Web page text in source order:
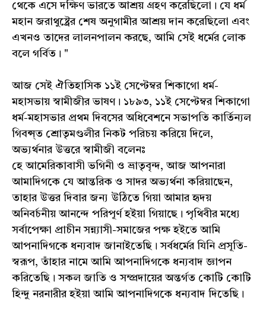
থেকে এসে দক্ষিণ ভারতে আশ্রয় গ্রহণ করেছিলো। যে ধর্ম
মহান জরাথুষ্ট্রের শেষ অনুগামীর আশ্রয় দান করেছিলো এবং
এখনও তাদের লালনপালন করছে, আমি সেই ধর্মের লোক
বলে গর্বিত। "
আজ সেই ঐতিহাসিক ১১ই সেপ্টেম্বর শিকাগো ধর্ম-
মহাসভায় স্বামীজীর ভাষণ। ১৮৯৩, ১১ই সেপ্টেম্বর শিকাগো
ধর্ম-মহাসভার প্রথম দিবসের অধিবেশনে সভাপতি কার্তিন্যল
গিবন্স্ত শ্রোতৃমণ্ডলীর নিকট পরিচয় করিয়ে দিলে,
অভ্যর্থনার উত্তরে স্বামীজী বলেনঃ
হে আমেরিকাবাসী ভগিনী ও ভ্রাতৃবৃন্দ, আজ আপনারা
আমাদিগকে যে আন্তরিক ও সাদর অভ্যর্থনা করিয়াছেন,
তাহার উত্তর দিবার জন্য উঠিতে গিয়া আমার হৃদয়
অনিবর্চনীয় আনন্দে পরিপূর্ণ হইয়া গিয়াছে। পৃথিবীর মধ্যে
সর্বাপেক্ষা প্রাচীন সন্ন্যাসী-সমাজের পক্ষ হইতে আমি
আপনাদিগকে ধন্যবাদ জানাইতেছি। সর্বধর্মের যিনি প্রসূতি-
স্বরূপ, তাঁহার নামে আমি আপনাদিগকে ধন্যবাদ জ্ঞাপন
করিতেছি। সকল জাতি ও সম্প্রদায়ের অন্তর্গত কোটি কোটি
হিন্দু নরনারীর হইয়া আমি আপনাদিগকে ধন্যবাদ দিতেছি।